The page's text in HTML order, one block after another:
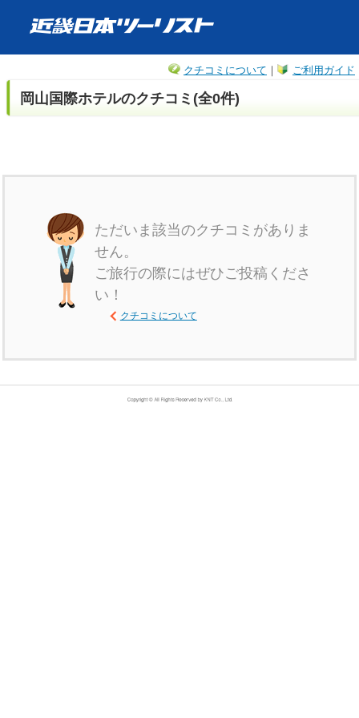
ご利用ガイド
クチコミについて ｜
岡山国際ホテルのクチコミ(全0件)
ただいま該当のクチコミがありま
せん。
ご旅行の際にはぜひご投稿くださ
い！
クチコミについて